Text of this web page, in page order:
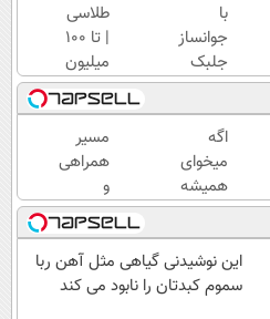
با
جوانساز
جلبک
عید
امسال
۱۰سال
جوون
تری
طلاسی
| تا 100
میلیون
وام
آنی
خرید
طلا💰
ثبت
نام
کن!
اگه
میخوای
همیشه
جوون
باشی کرم
جوانساز
جلبک
مسیر
همراهی
و
گزارش
عملکرد
گروه
اسنپ
این نوشیدنی گیاهی مثل آهن ربا
سموم کبدتان را نابود می کند